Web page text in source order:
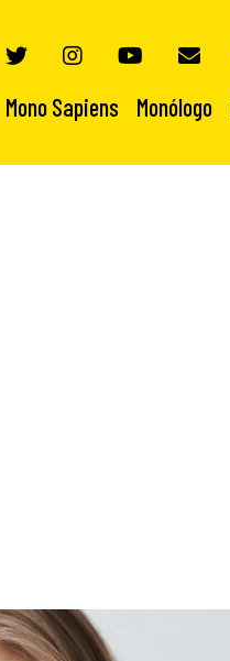
Mono Sapiens Monólogo